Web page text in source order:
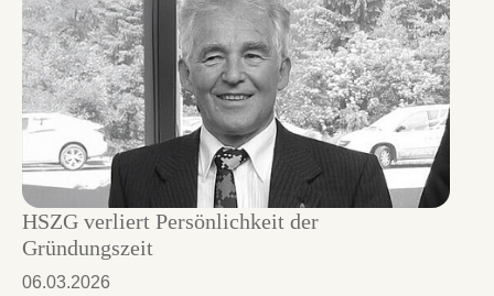
HSZG verliert Persönlichkeit der
Gründungszeit
06.03.2026